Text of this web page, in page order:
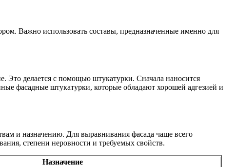
Важно использовать составы, предназначенные именно для
Это делается с помощью штукатурки. Сначала наносится
фасадные штукатурки, которые обладают хорошей адгезией и
и назначению. Для выравнивания фасада чаще всего
степени неровности и требуемых свойств.
Назначение